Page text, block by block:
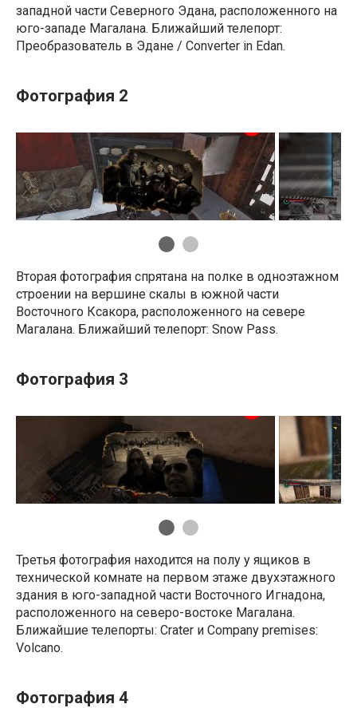
западной части Северного Эдана, расположенного на
юго-западе Магалана. Ближайший телепорт:
Преобразователь в Эдане / Converter in Edan.
Фотография 2
Вторая фотография спрятана на полке в одноэтажном
строении на вершине скалы в южной части
Восточного Ксакора, расположенного на севере
Магалана. Ближайший телепорт: Snow Pass.
Фотография 3
Третья фотография находится на полу у ящиков в
технической комнате на первом этаже двухэтажного
здания в юго-западной части Восточного Игнадона,
расположенного на северо-востоке Магалана.
Ближайшие телепорты: Crater и Company premises:
Volcano.
Фотография 4